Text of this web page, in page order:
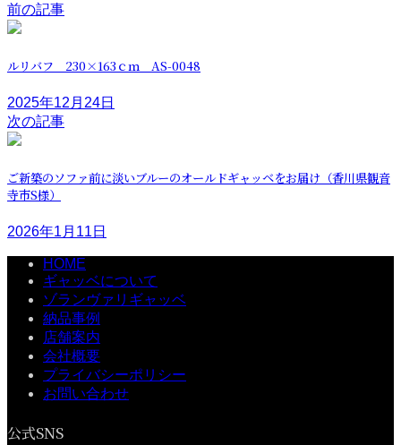
前の記事
ルリバフ 230×163ｃｍ AS-0048
2025年12月24日
次の記事
ご新築のソファ前に淡いブルーのオールドギャッベをお届け（香川県観音
寺市S様）
2026年1月11日
HOME
ギャッベについて
ゾランヴァリギャッベ
納品事例
店舗案内
会社概要
プライバシーポリシー
お問い合わせ
公式SNS